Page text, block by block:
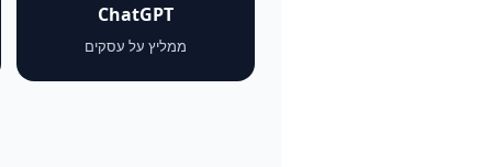
ChatGPT
ממליץ על עסקים